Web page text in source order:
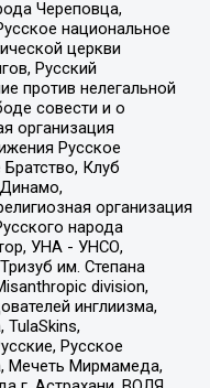
Череповца,
национальное
церкви
Русский
против нелегальной
совести и о
организация
Русское
Клуб
организация
народа
УНА - УНСО,
им. Степана
division,
инглиизма,
Русское
Мечеть Мирмамеда,